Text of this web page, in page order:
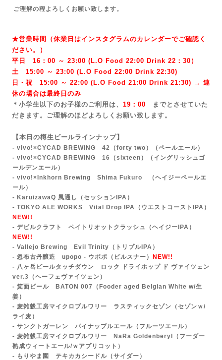
ご理解の程よろしくお願い致します。
★営業時間（休業日はインスタグラムのカレンダーでご確認く
ださい。）
平日 16：00 ～ 23:00 (L.O Food 22:00 Drink 22：30）
土 15:00 ～ 23:00 ( L.O Food 22:00 Drink 22:30)
日・祝 15:00 ～ 22:00 ( L.O Food 21:00 Drink 21:30) → 連
休の場合は最終日のみ
＊小学生以下のお子様のご利用は、 19：00
までとさせていた
だきます。ご理解のほどよろしくお願い致します。
【本日の樽生ビールラインナップ】
- vivo!×CYCAD BREWING 42（forty two）
（ペールエール）
- vivo!×CYCAD BREWING 16（sixteen）（イングリッシュゴ
ールデンエール）
- vivo!×Inkhorn Brewing Shima Fukuro （ヘイジーペールエ
ール）
- KaruizawaQ 風通し（セッションIPA）
- TOKYO ALE WORKS Vital Drop IPA（ウエストコーストIPA）
NEW!!
- デビルクラフト ペイトリオットクラッシュ（ヘイジーIPA）
NEW!!
- Vallejo Brewing Evil Trinity（トリプルIPA）
- 忽布古丹醸造 upopo - ウポポ（ピルスナー）
NEW!!
- 八ヶ岳ビールタッチダウン ロック ドライホップ ド ヴァイツェン
ver.3（ヘーフェヴァイツェン）
- 箕面ビール BATON 007（Fooder aged Belgian White w/生
姜）
- 麦雑穀工房マイクロブルワリー ラスティックセゾン（セゾンｗ/
ライ麦）
- サンクトガーレン パイナップルエール（フルーツエール）
- 麦雑穀工房マイクロブルワリー NaRa Goldenberyl（フーダー
熟成ウィートエール/ｗアプリコット）
- もりやま園 テキカカシードル（サイダー）